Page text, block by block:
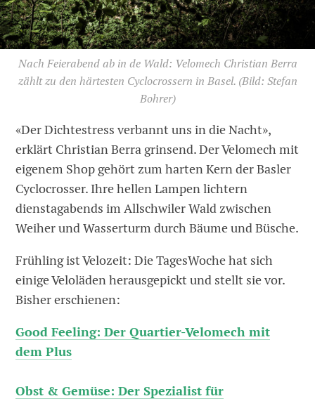
Nach Feierabend ab in de Wald: Velomech Christian Berra
zählt zu den härtesten Cyclocrossern in Basel.(Bild: Stefan
Bohrer)
«Der Dichtestress verbannt uns in die Nacht»,
erklärt Christian Berra grinsend. Der Velomech mit
eigenem Shop gehört zum harten Kern der Basler
Cyclocrosser. Ihre hellen Lampen lichtern
dienstagabends im Allschwiler Wald zwischen
Weiher und Wasserturm durch Bäume und Büsche.
Frühling ist Velozeit: Die TagesWoche hat sich
einige Veloläden herausgepickt und stellt sie vor.
Bisher erschienen:
Good Feeling: Der Quartier-Velomech mit
dem Plus
Obst & Gemüse: Der Spezialist für